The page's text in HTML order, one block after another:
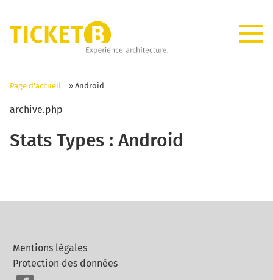
Page d'accueil » Android
archive.php
Stats Types : Android
Mentions légales
Protection des données